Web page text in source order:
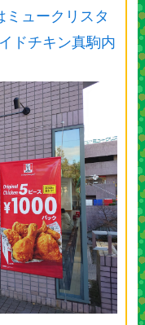
ミュークリスタ
ドチキン真駒内